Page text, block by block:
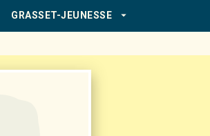
GRASSET-JEUNESSE arrow_drop_down